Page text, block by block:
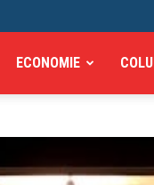
ECONOMIE